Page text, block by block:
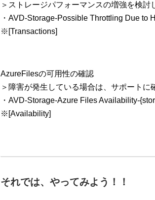
＞ストレージパフォーマンスの増強を検討
・AVD-Storage-Possible Throttling Due to
※[Transactions]
AzureFilesの可用性の確認
＞障害が発生している場合は、サポートに
・AVD-Storage-Azure Files Availability-
※[Availability]
それでは、やってみよう！！